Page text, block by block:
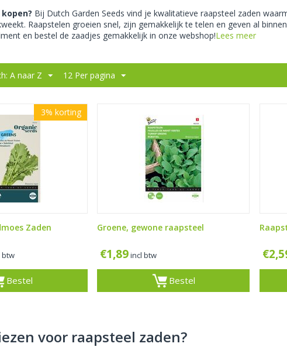
Bij Dutch Garden Seeds vind je kwalitatieve raapsteel zaden
Raapstelen groeien snel, zijn gemakkelijk te telen en geven al
en bestel de zaadjes gemakkelijk in onze webshop!Lees meer
A naar Z 12 Per pagina
3% korting
Zaden
btw
Bestel
Groene, gewone raapsteel
€1,89incl btw
Bestel
€
voor raapsteel zaden?